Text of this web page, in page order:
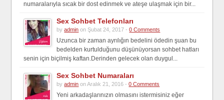
numaralarıyla sıcak bir dost edinmek ve ateşe ulaşmak için bir...
Sex Sohbet Telefonları
byadmin on Şubat 24, 2017 -0 Comments
Uzunca bir zaman ayrılığın bedelini ödedin şuan bu
bedelden kurtulduğunu düşünüyorsan sohbet hatları
senin için biçilmiş kaftan.Derinden gelecek olan duygul...
Sex Sohbet Numaraları
byadmin on Aralık 21, 2016 -0 Comments
Yeni arkadaşlarınızın olmasını istermisiniz eğer